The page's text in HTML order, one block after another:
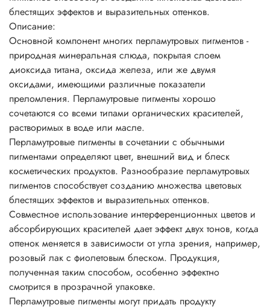
стеаратов. Мелкие частицы создают шелковистый и
атласный эффект и непрозрачность массы. Более крупные
частицы создают сильный блеск, искрящийся или
сверкающий эффекты. Составы получаются почти
прозрачными.
Перламутровые пигменты часто включают в прозрачные
смеси. Чем более светопроницаем состав, тем лучше
эффект и меньше необходимая концентрация.
Непрозрачные составы требуют больше пигмента,
поскольку светорассеивание снижает перламутровый
блеск.
Основные характеристики перламутровых пигментов
• физиологически безопасны;
• не растворимы в воде, разбавляются кислотами и
щелочами;
• негорючие вещества;
• устойчивы до 800°C;
• устойчивы к УФ;
• превосходно сочетаются с другими пигментами;
• устойчивы к растворителям;
• легко смешиваются друг с другом, давая неожиданные
блестящих эффектов и выразительных оттенков.
Описание:
Основной компонент многих перламутровых пигментов -
природная минеральная слюда, покрытая слоем
диоксида титана, оксида железа, или же двумя
оксидами, имеющими различные показатели
преломления. Перламутровые пигменты хорошо
сочетаются со всеми типами органических красителей,
растворимых в воде или масле.
Перламутровые пигменты в сочетании с обычными
пигментами определяют цвет, внешний вид и блеск
косметических продуктов. Разнообразие перламутровых
пигментов способствует созданию множества цветовых
блестящих эффектов и выразительных оттенков.
Совместное использование интерференционных цветов и
абсорбирующих красителей дает эффект двух тонов, когда
оттенок меняется в зависимости от угла зрения, например,
розовый лак с фиолетовым блеском. Продукция,
полученная таким способом, особенно эффектно
смотрится в прозрачной упаковке.
Перламутровые пигменты могут придать продукту